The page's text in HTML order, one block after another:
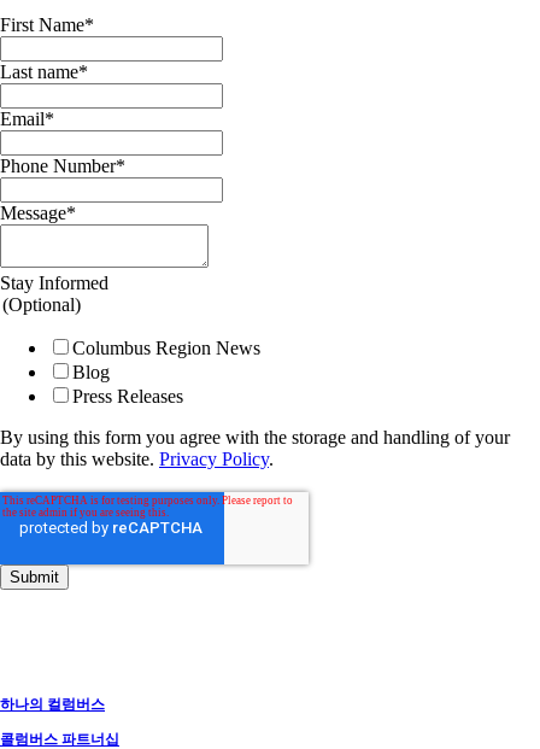
First Name*
Last name*
Email*
Phone Number*
Message*
Stay Informed
(Optional)
Columbus Region News
Blog
Press Releases
By using this form you agree with the storage and handling of your
data by this website. Privacy Policy.
하나의 컬럼버스
콜럼버스 파트너십